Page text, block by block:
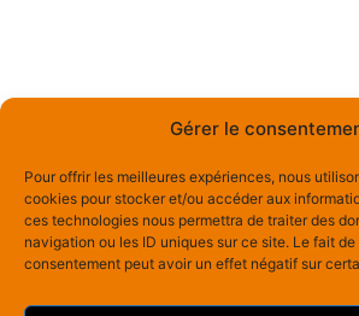
Gérer le
Pour offrir les meilleures expériences, nous
cookies pour stocker et/ou accéder aux
ces technologies nous permettra de traiter des
navigation ou les ID uniques sur ce site. Le fait
consentement peut avoir un effet négatif sur